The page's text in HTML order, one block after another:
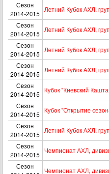
Сезон
2014-2015
Летний Кубок АХЛ,
Сезон
2014-2015
Летний Кубок АХЛ,
Сезон
2014-2015
Летний Кубок АХЛ,
Сезон
2014-2015
Летний Кубок АХЛ,
Сезон
2014-2015
Кубок "Киевский
Сезон
2014-2015
Кубок "Открытие
Сезон
2014-2015
Летний Кубок АХЛ,
Сезон
2014-2015
Чемпионат АХЛ,
Сезон
Чемпионат АХЛ,